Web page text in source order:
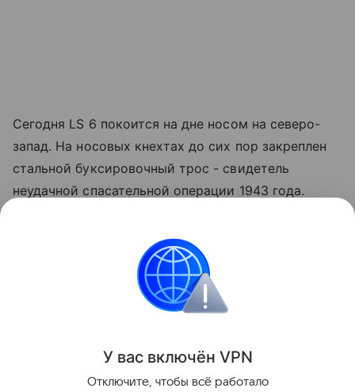
Сегодня LS 6 покоится на дне носом на северо-
запад. На носовых кнехтах до сих пор закреплен
стальной буксировочный трос - свидетель
неудачной спасательной операции 1943 года.
дизельных моторов, а прочный сплав защитил
судно от разрушения, подарив историкам шанс
вживую изучить редчайший образец
экспериментальной военной техники.
Поделиться
У вас включён VPN
Отключите, чтобы всё работало